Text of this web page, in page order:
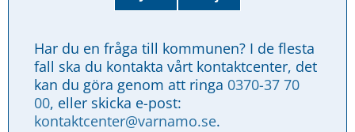
Har du en fråga till kommunen? I de flesta
fall ska du kontakta vårt kontaktcenter, det
kan du göra genom att ringa 0370-37 70
00
kontaktcenter@varnamo.se.